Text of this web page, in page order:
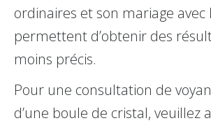
ordinaires et son mariage avec
permettent d’obtenir des
moins précis.
Pour une consultation de
d’une boule de cristal, veuillez